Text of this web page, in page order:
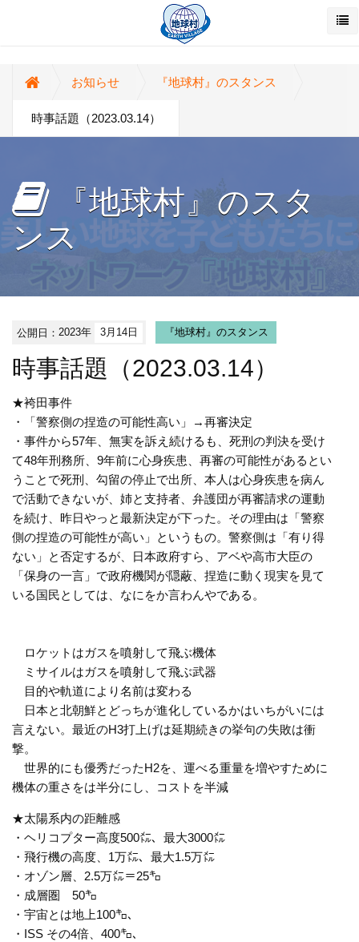
お知らせ 『地球村』のスタンス
時事話題（2023.03.14）
『地球村』のスタ
ンス
公開日：2023年 3月14日 『地球村』のスタンス
時事話題（2023.03.14）
★袴田事件
・「警察側の捏造の可能性高い」→再審決定
・事件から57年、無実を訴え続けるも、死刑の判決を受け
て48年刑務所、9年前に心身疾患、再審の可能性があるとい
うことで死刑、勾留の停止で出所、本人は心身疾患を病ん
で活動できないが、姉と支持者、弁護団が再審請求の運動
を続け、昨日やっと最新決定が下った。その理由は「警察
側の捏造の可能性が高い」というもの。警察側は「有り得
ない」と否定するが、日本政府すら、アベや高市大臣の
「保身の一言」で政府機関が隠蔽、捏造に動く現実を見て
いる国民としては、なにをか言わんやである。
ロケットはガスを噴射して飛ぶ機体
ミサイルはガスを噴射して飛ぶ武器
目的や軌道により名前は変わる
日本と北朝鮮とどっちが進化しているかはいちがいには
言えない。最近のH3打上げは延期続きの挙句の失敗は衝
撃。
世界的にも優秀だったH2を、運べる重量を増やすために
機体の重さをは半分にし、コストを半減
★太陽系内の距離感
・ヘリコプター高度500㍍、最大3000㍍
・飛行機の高度、1万㍍、最大1.5万㍍
・オゾン層、2.5万㍍＝25㌔
・成層圏 50㌔
・宇宙とは地上100㌔、
・ISS その4倍、400㌔、